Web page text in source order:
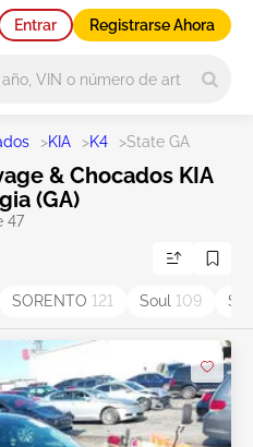
Entrar Registrarse Ahora
>KIA >K4 >State GA
& Chocados KIA
(GA)
47
SORENTO 121 Soul 109